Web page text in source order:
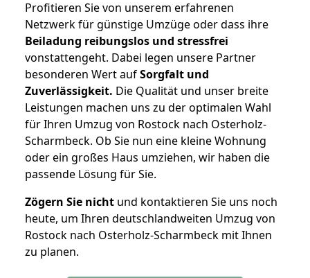
Profitieren Sie von unserem erfahrenen
Netzwerk für günstige Umzüge oder dass ihre
Beiladung reibungslos und stressfrei
vonstattengeht. Dabei legen unsere Partner
besonderen Wert aufSorgfalt und
Zuverlässigkeit. Die Qualität und unser breite
Leistungen machen uns zu der optimalen Wahl
für Ihren Umzug von Rostock nach Osterholz-
Scharmbeck. Ob Sie nun eine kleine Wohnung
oder ein großes Haus umziehen, wir haben die
passende Lösung für Sie.
Zögern Sie nicht und kontaktieren Sie uns noch
heute, um Ihren deutschlandweiten Umzug von
Rostock nach Osterholz-Scharmbeck mit Ihnen
zu planen.